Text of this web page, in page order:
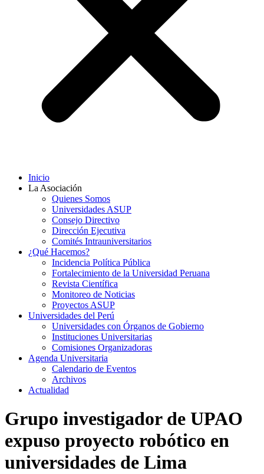
Inicio
La Asociación
Quienes Somos
Universidades ASUP
Consejo Directivo
Dirección Ejecutiva
Comités Intrauniversitarios
¿Qué Hacemos?
Incidencia Política Pública
Fortalecimiento de la Universidad Peruana
Revista Científica
Monitoreo de Noticias
Proyectos ASUP
Universidades del Perú
Universidades con Órganos de Gobierno
Instituciones Universitarias
Comisiones Organizadoras
Agenda Universitaria
Calendario de Eventos
Archivos
Actualidad
Grupo investigador de UPAO
expuso proyecto robótico en
universidades de Lima